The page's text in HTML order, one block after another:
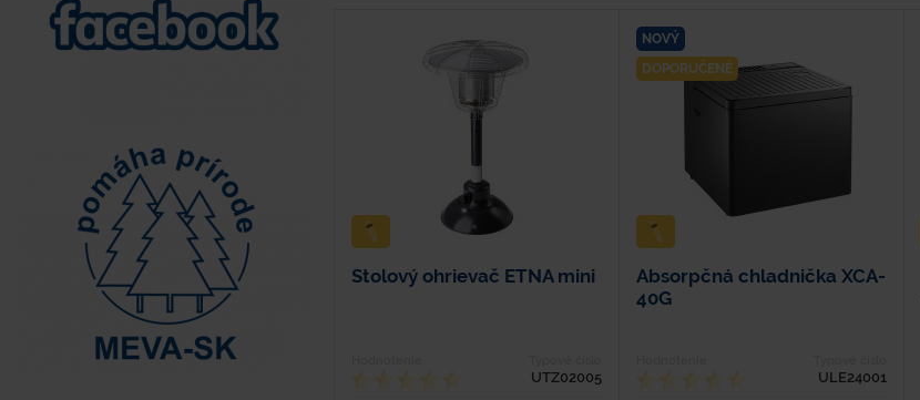
Záchytná vaňa s roštom
Hodnotenie
Stolový ohrievač ETNA mini
UTZ02005
NOVÝ
DOPORUČENÉ
Absorpčná chladnička XCA-
40G
ULE24001